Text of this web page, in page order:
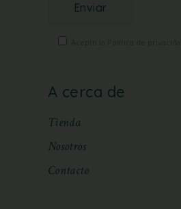
Enviar
A cerca de
Tienda
Nosotros
Contacto